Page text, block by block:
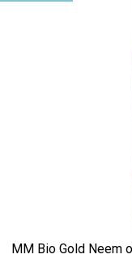
MM Bio Gold Neem